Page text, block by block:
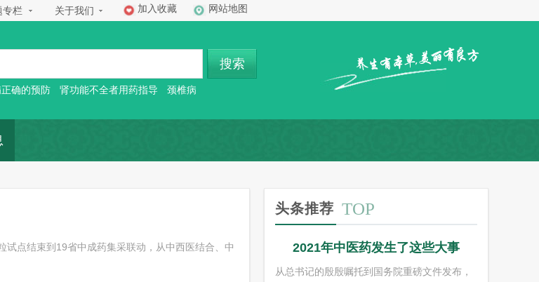
专栏 关于我们 加入收藏 网站地图
搜索
确的预防 肾功能不全者用药指导 颈椎病
点结束到19省中成药集采联动，从中西医结合、中
头条推荐 TOP
2021年中医药发生了这些大事
从总书记的殷殷嘱托到国务院重磅文件发布，